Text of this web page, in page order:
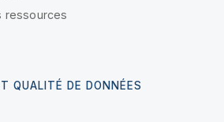
ressources
QUALITÉ DE DONNÉES